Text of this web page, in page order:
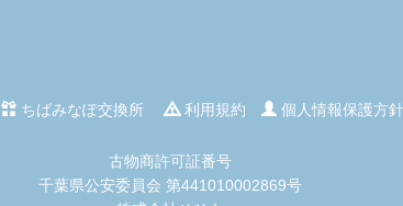
ちばみなぽ交換所 利用規約 個人情報保護方針
古物商許可証番号
千葉県公安委員会 第441010002869号